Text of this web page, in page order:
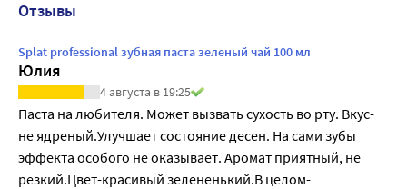
Отзывы
Splat professional зубная паста зеленый чай 100 мл
Юлия
4 августа в 19:25
Паста на любителя. Может вызвать сухость во рту. Вкус-
не ядреный.Улучшает состояние десен. На сами зубы
эффекта особого не оказывает. Аромат приятный, не
резкий.Цвет-красивый зелененький.В целом-